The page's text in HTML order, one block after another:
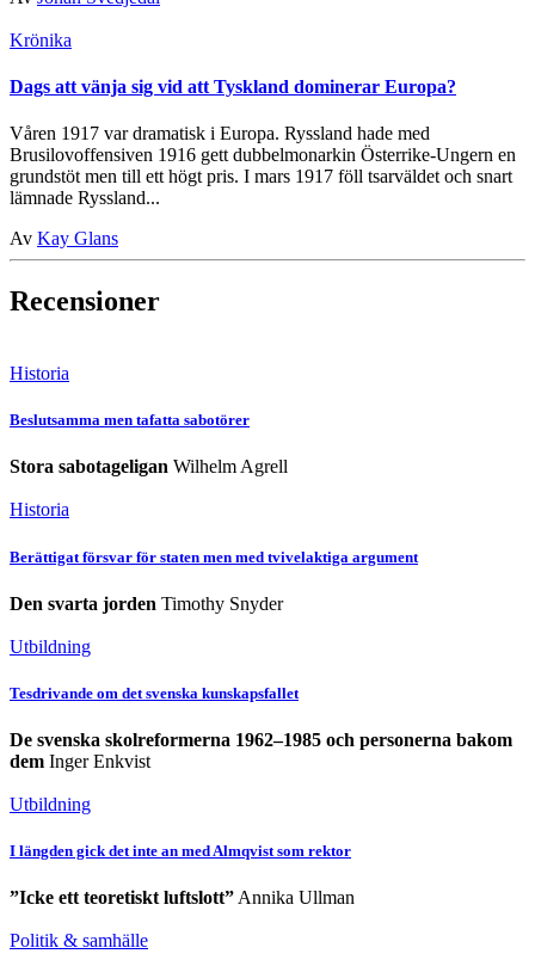
Krönika
Dags att vänja sig vid att Tyskland dominerar Europa?
Våren 1917 var dramatisk i Europa. Ryssland hade med
Brusilovoffensiven 1916 gett dubbelmonarkin Österrike-Ungern en
grundstöt men till ett högt pris. I mars 1917 föll tsarväldet och snart
lämnade Ryssland...
Av Kay Glans
Recensioner
Historia
Beslutsamma men tafatta sabotörer
Stora sabotageligan Wilhelm Agrell
Historia
Berättigat försvar för staten men med tvivelaktiga argument
Den svarta jorden Timothy Snyder
Utbildning
Tesdrivande om det svenska kunskapsfallet
De svenska skolreformerna 1962–1985 och personerna bakom
dem Inger Enkvist
Utbildning
I längden gick det inte an med Almqvist som rektor
”Icke ett teoretiskt luftslott”Annika Ullman
Politik & samhälle